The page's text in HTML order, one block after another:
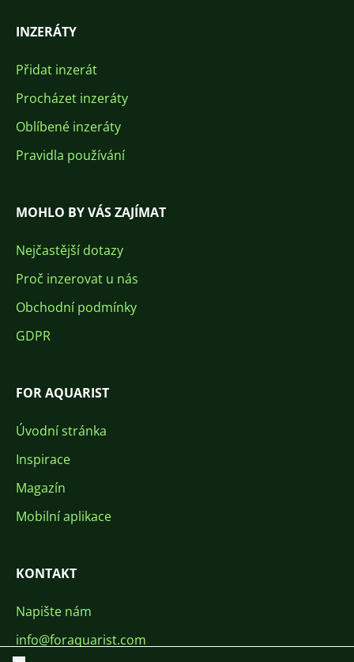
INZERÁTY
Přidat inzerát
Procházet inzeráty
Oblíbené inzeráty
Pravidla používání
MOHLO BY VÁS ZAJÍMAT
Nejčastější dotazy
Proč inzerovat u nás
Obchodní podmínky
GDPR
FOR AQUARIST
Úvodní stránka
Inspirace
Magazín
Mobilní aplikace
KONTAKT
Napište nám
info@foraquarist.com